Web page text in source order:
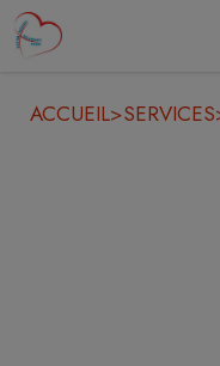
Contenu
ACCUEIL>SERVICES